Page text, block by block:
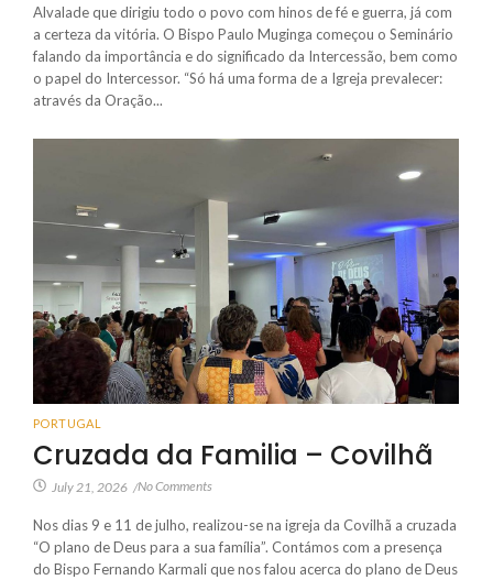
Alvalade que dirigiu todo o povo com hinos de fé e guerra, já com
a certeza da vitória. O Bispo Paulo Muginga começou o Seminário
falando da importância e do significado da Intercessão, bem como
o papel do Intercessor. “Só há uma forma de a Igreja prevalecer:
através da Oração...
PORTUGAL
Cruzada da Familia – Covilhã
July 21, 2026 /No Comments
Nos dias 9 e 11 de julho, realizou-se na igreja da Covilhã a cruzada
“O plano de Deus para a sua família”. Contámos com a presença
do Bispo Fernando Karmali que nos falou acerca do plano de Deus